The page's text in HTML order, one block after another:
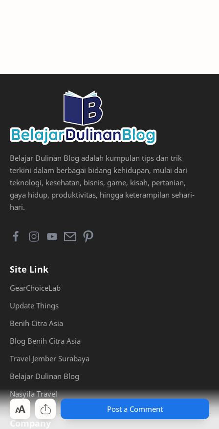
Post a Comment
Belajar Dulinan Blog adalah kumpulan tips dan trik
terkini dalam berbagai bidang kehidupan, mulai dari
teknologi, kesehatan, bisnis, game, kisah, pertanian,
gaya hidup, produktivitas, hingga keterampilan sehari-
hari.
Site Link
GearChoiceLab
Update Things
Benih Citra Asia
Blog Benih Citra Asia
Travel Jember Surabaya
Belajar Dulinan Blog
Nasyifa Travel
Company